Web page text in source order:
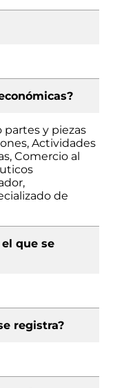
y piezas
Actividades
Comercio al
de
que se
registra?